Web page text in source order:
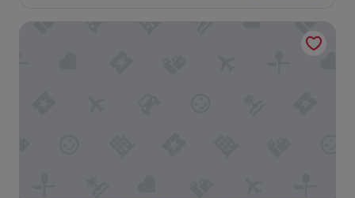
158 €
Reef Aqua Vista 3 bedroom Costa Adeje Wifi & pool